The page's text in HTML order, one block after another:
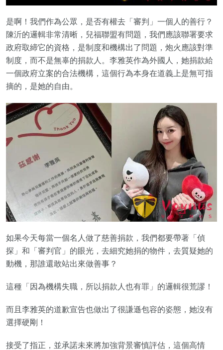
是啊！我們作為公眾，是否有權去「審判」一個人的善行？
陳沂的邏輯非常清晰，兒福聯盟有問題，我們應該聯署要求
政府取締它的資格，是制度和機構出了問題，炮火應該對準
制度，而不是無辜的捐款人。李雅英作為外國人，她捐款給
一個政府立案的合法機構，這個行為本身在道義上是無可指
摘的，是她的自由。
如果今天每當一個名人做了慈善捐款，我們都要帶著「偵
探」和「審判官」的眼光，去細究她捐的物件，去質疑她的
動機，那誰還敢站出來做善事？
這種「因為機構失職，所以捐款人也有罪」的邏輯很荒謬！
而且李雅英的道歉宣告也做出了很謙遜包容的姿態，她沒有
選擇硬剛！
接受了指正，並承諾未來將加強背景審慎評估，這個高情